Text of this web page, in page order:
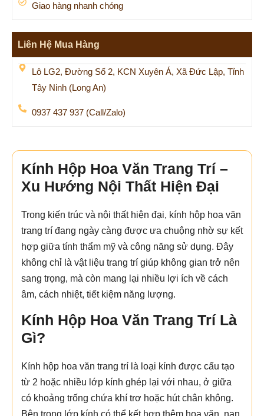
Giao hàng nhanh chóng
Liên Hệ Mua Hàng
Lô LG2, Đường Số 2, KCN Xuyên Á, Xã Đức Lập, Tỉnh
Tây Ninh (Long An)
0937 437 937 (Call/Zalo)
Kính Hộp Hoa Văn Trang Trí –
Xu Hướng Nội Thất Hiện Đại
Trong kiến trúc và nội thất hiện đại, kính hộp hoa văn
trang trí đang ngày càng được ưa chuộng nhờ sự kết
hợp giữa tính thẩm mỹ và công năng sử dụng. Đây
không chỉ là vật liệu trang trí giúp không gian trở nên
sang trọng, mà còn mang lại nhiều lợi ích về cách
âm, cách nhiệt, tiết kiệm năng lượng.
Kính Hộp Hoa Văn Trang Trí Là
Gì?
Kính hộp hoa văn trang trí là loại kính được cấu tạo
từ 2 hoặc nhiều lớp kính ghép lại với nhau, ở giữa
có khoảng trống chứa khí trơ hoặc hút chân không.